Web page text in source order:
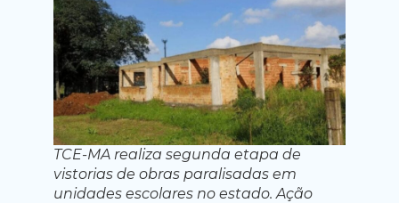
TCE-MA realiza segunda etapa de
vistorias de obras paralisadas em
unidades escolares no estado. Ação